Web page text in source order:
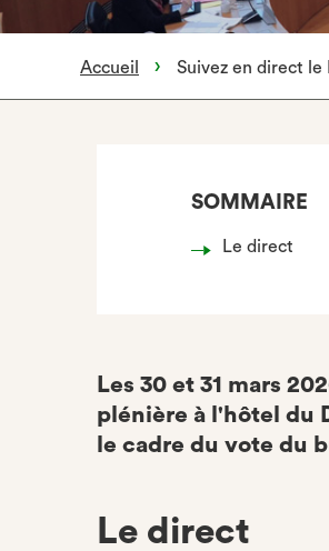
Accueil Suivez en direct
SOMMAIRE
Le direct
Les 30 et 31 mars
plénière à l'hôtel du
le cadre du vote du
Le direct